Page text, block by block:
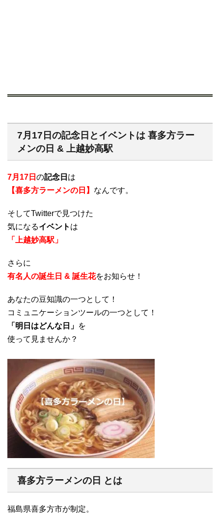
7月17日の記念日とイベントは 喜多方ラー
メンの日 & 上越妙高駅
7月17日 の記念日 は
【喜多方ラーメンの日】 なんです。
そしてTwitterで見つけた
気になるイベント は
「上越妙高駅」
さらに
有名人の誕生日 & 誕生花をお知らせ！
あなたの豆知識の一つとして！
コミュニケーションツールの一つとして！
「明日はどんな日」 を
使って見ませんか？
喜多方ラーメンの日 とは
福島県喜多方市が制定。